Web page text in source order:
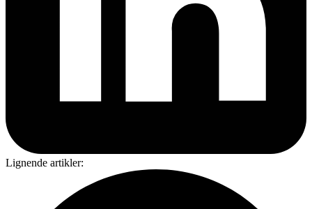
Lignende artikler: